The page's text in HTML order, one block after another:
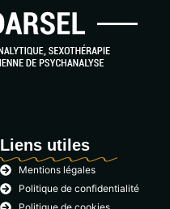
Liens utiles
Mentions légales
Politique de confidentialité